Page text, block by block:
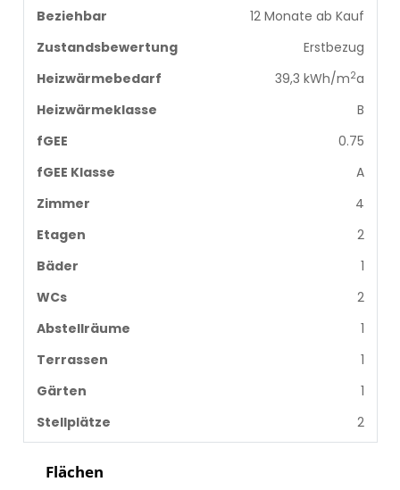
Beziehbar
12 Monate ab Kauf
Zustandsbewertung
Erstbezug
Heizwärmebedarf
39,3 kWh/m2a
Heizwärmeklasse
B
fGEE
0.75
fGEE Klasse
A
Zimmer
4
Etagen
2
Bäder
1
WCs
2
Abstellräume
1
Terrassen
1
Gärten
1
Stellplätze
2
Flächen